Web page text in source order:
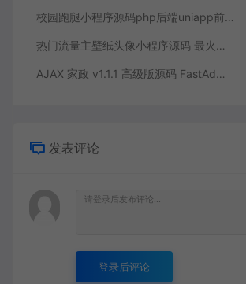
校园跑腿小程序源码php后端uniapp前端，带分校模式代理后台
热门流量主壁纸头像小程序源码 最火小程序源码副业小程序
AJAX 家政 v1.1.1 高级版源码 FastAdmin + 微信小程序 同城预约上门服务系统
发表评论
登录后评论